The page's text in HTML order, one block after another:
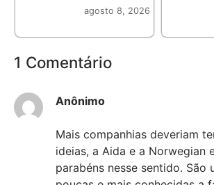
agosto 8, 2026
1 Comentário
Anônimo
Mais companhias deveriam
ideias, a Aida e a Norwegian
parabéns nesse sentido. São